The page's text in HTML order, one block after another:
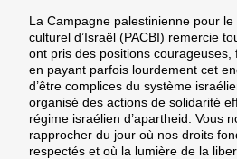
La Campagne palestinienne pour
culturel d’Israël (PACBI) remercie
ont pris des positions courageuses,
en payant parfois lourdement cet
d’être complices du système
organisé des actions de solidarité
régime israélien d’apartheid. Vous
rapprocher du jour où nos droits
respectés et où la lumière de la